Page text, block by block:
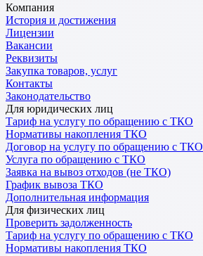
Компания
История и достижения
Лицензии
Вакансии
Реквизиты
Закупка товаров, услуг
Контакты
Законодательство
Для юридических лиц
Тариф на услугу по обращению с ТКО
Нормативы накопления ТКО
Договор на услугу по обращению с ТКО
Услуга по обращению с ТКО
Заявка на вывоз отходов (не ТКО)
График вывоза ТКО
Дополнительная информация
Для физических лиц
Проверить задолженность
Тариф на услугу по обращению с ТКО
Нормативы накопления ТКО